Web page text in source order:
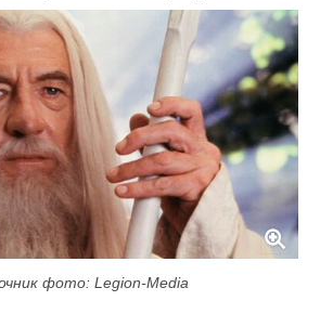
фото: Legion-Media